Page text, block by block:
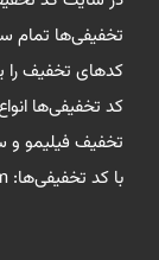
تخفیفی‌ها تمام
کدهای تخفیف را
کد تخفیفی‌ها
تخفیف فیلیمو و
با کد تخفیفی‌ها: codetakhfifiha@gmail.com